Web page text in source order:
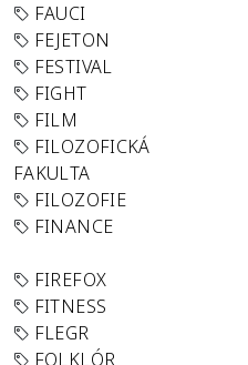
FAUCI
FEJETON
FESTIVAL
FIGHT
FILM
FILOZOFICKÁ
FAKULTA
FILOZOFIE
FINANCE
FIREFOX
FITNESS
FLEGR
FOLKLÓR